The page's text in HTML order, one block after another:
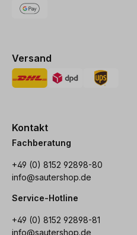
Versand
Kontakt
Fachberatung
+49 (0) 8152 92898-80
info@sautershop.de
Service-Hotline
+49 (0) 8152 92898-81
info@sautershop.de